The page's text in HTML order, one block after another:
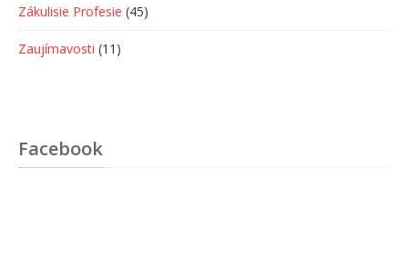
Zákulisie Profesie (45)
Zaujímavosti (11)
Facebook